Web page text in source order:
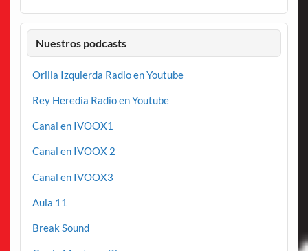
Nuestros podcasts
Orilla Izquierda Radio en Youtube
Rey Heredia Radio en Youtube
Canal en IVOOX1
Canal en IVOOX 2
Canal en IVOOX3
Aula 11
Break Sound